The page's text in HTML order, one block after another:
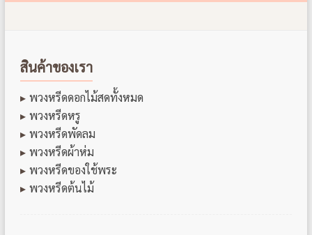
สินค้าของเรา
พวงหรีดดอกไม้สดทั้งหมด
พวงหรีดหรู
พวงหรีดพัดลม
พวงหรีดผ้าห่ม
พวงหรีดของใช้พระ
พวงหรีดต้นไม้